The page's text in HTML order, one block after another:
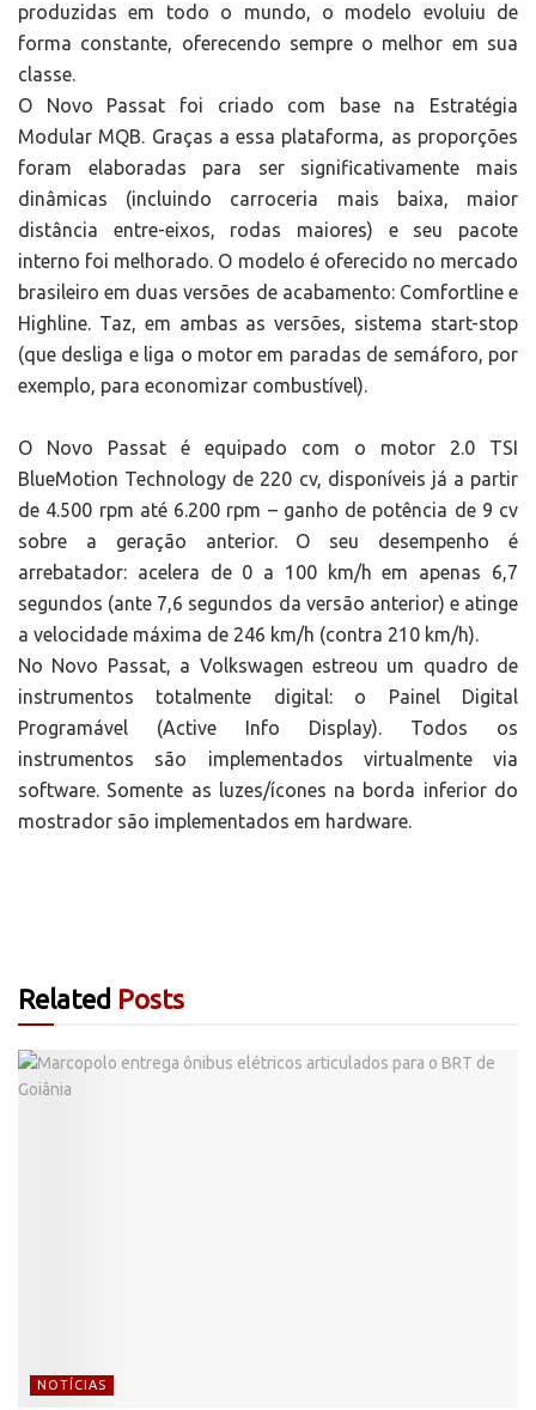
produzidas em todo o mundo, o modelo evoluiu de
forma constante, oferecendo sempre o melhor em sua
classe.
O Novo Passat foi criado com base na Estratégia
Modular MQB. Graças a essa plataforma, as proporções
foram elaboradas para ser significativamente mais
dinâmicas (incluindo carroceria mais baixa, maior
distância entre-eixos, rodas maiores) e seu pacote
interno foi melhorado. O modelo é oferecido no mercado
brasileiro em duas versões de acabamento: Comfortline e
Highline. Taz, em ambas as versões, sistema start-stop
(que desliga e liga o motor em paradas de semáforo, por
exemplo, para economizar combustível).
O Novo Passat é equipado com o motor 2.0 TSI
BlueMotion Technology de 220 cv, disponíveis já a partir
de 4.500 rpm até 6.200 rpm – ganho de potência de 9 cv
sobre a geração anterior. O seu desempenho é
arrebatador: acelera de 0 a 100 km/h em apenas 6,7
segundos (ante 7,6 segundos da versão anterior) e atinge
a velocidade máxima de 246 km/h (contra 210 km/h).
No Novo Passat, a Volkswagen estreou um quadro de
instrumentos totalmente digital: o Painel Digital
Programável (Active Info Display). Todos os
instrumentos são implementados virtualmente via
software. Somente as luzes/ícones na borda inferior do
mostrador são implementados em hardware.
Related Posts
NOTÍCIAS